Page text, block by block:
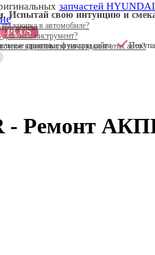
запчастей HYUNDAI
детали
Испытай свою интуицию и
кнопка в автомобиле?
чего инструмент?
вдохновило на создание этих авто?
PLUS
приятные функции сайта
- Ремонт